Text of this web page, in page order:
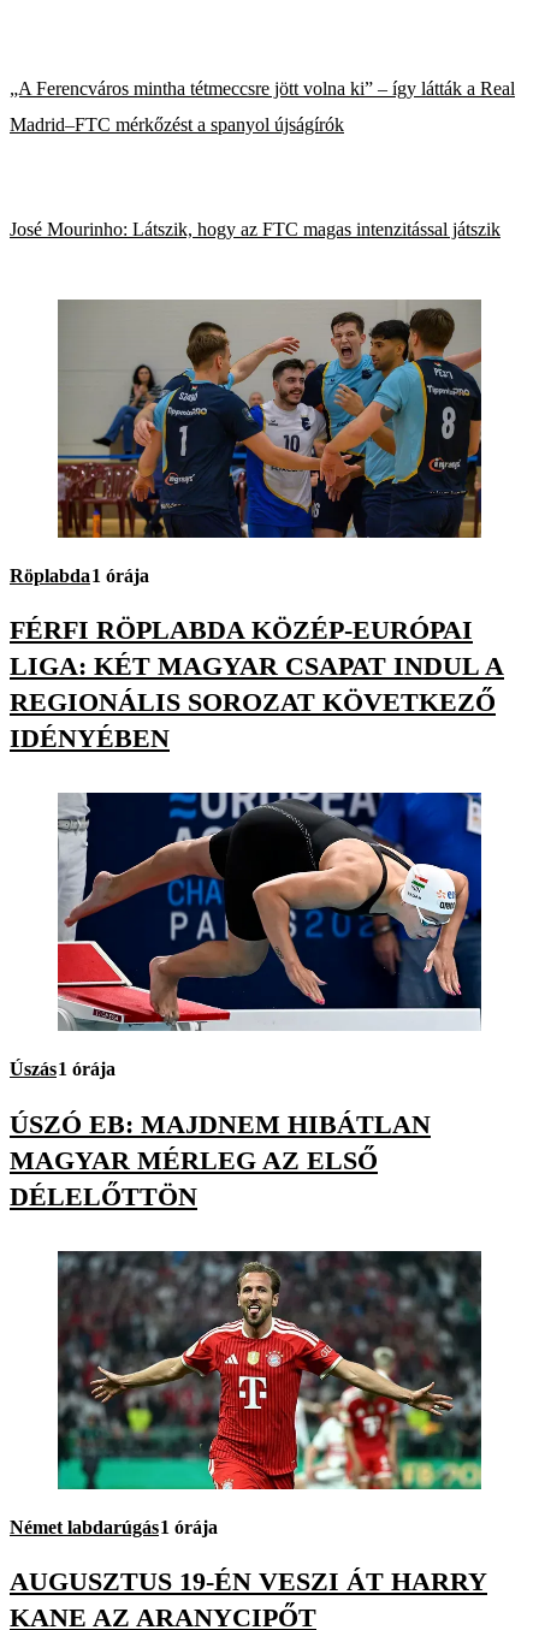
„A Ferencváros mintha tétmeccsre jött volna ki” – így látták a Real
Madrid–FTC mérkőzést a spanyol újságírók
José Mourinho: Látszik, hogy az FTC magas intenzitással játszik
Röplabda1 órája
FÉRFI RÖPLABDA KÖZÉP-EURÓPAI
LIGA: KÉT MAGYAR CSAPAT INDUL A
REGIONÁLIS SOROZAT KÖVETKEZŐ
IDÉNYÉBEN
Úszás1 órája
ÚSZÓ EB: MAJDNEM HIBÁTLAN
MAGYAR MÉRLEG AZ ELSŐ
DÉLELŐTTÖN
Német labdarúgás1 órája
AUGUSZTUS 19-ÉN VESZI ÁT HARRY
KANE AZ ARANYCIPŐT